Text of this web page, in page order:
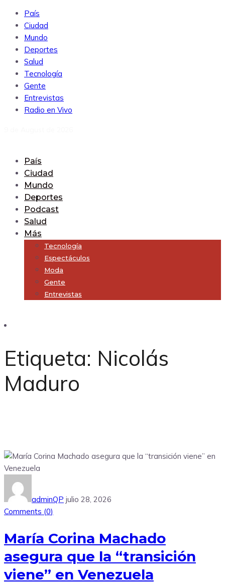
País
Ciudad
Mundo
Deportes
Salud
Tecnología
Gente
Entrevistas
Radio en Vivo
País
Ciudad
Mundo
Deportes
Podcast
Salud
Más
Tecnología
Espectáculos
Moda
Gente
Entrevistas
Etiqueta: Nicolás
Maduro
adminQP julio 28, 2026
Comments (0)
María Corina Machado
asegura que la “transición
viene” en Venezuela